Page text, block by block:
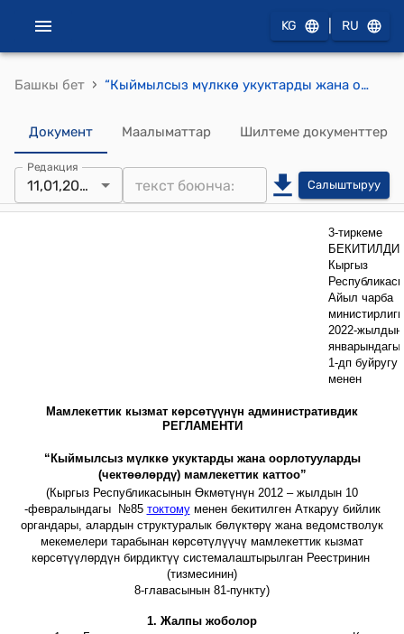
KG RU
Башкы бет › “Кыймылсыз мүлккө укуктарды жана оорлотууларды (чектөөлөрдү) мамлекеттик каттоо” жөнүндө мамлекеттик кызмат көрсөтүүнүн административдик регламенти ( Кыргыз Республикасынын Айыл чарба министрлигинин 2022-жылдын 11-январындагы № 1-дп "Мамлекеттик кызмат көрсөтүүлөрдүн административдик регламенттерин бекитүү жөнүндө" буйругуна)
Документ Маалыматтар Шилтеме документтер
Редакция
11,01,2022 Салыштыруу